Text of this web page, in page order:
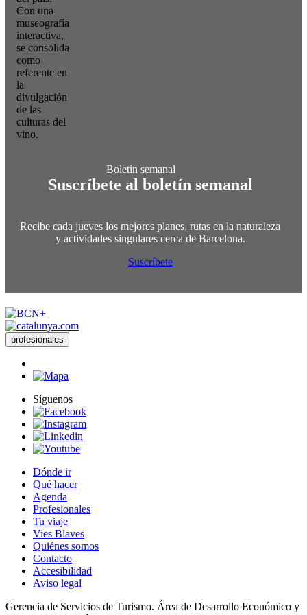
Con una
museografía
interactiva,
se consolida
como
referente en
la
divulgación
de las
culturas del
vino.
Suscríbete al boletín semanal
Recibe cada jueves los mejores planes, rutas en la naturaleza
y actividades singulares cerca de Barcelona.
Suscríbete
profesionales
Síguenos
Dónde ir
Qué hacer
Agenda
Profesionales
Tu viaje
Vies Blaves
Quiénes somos
Contacto
Accesibilidad
Aviso legal
Gerencia de Servicios de Turismo. Área de Desarrollo Económico y